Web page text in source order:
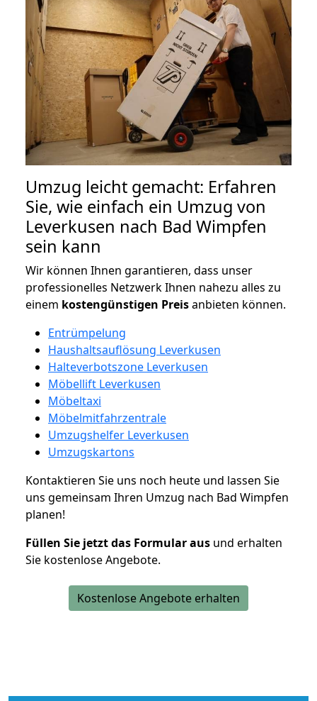
Umzug leicht gemacht: Erfahren
Sie, wie einfach ein Umzug von
Leverkusen nach Bad Wimpfen
sein kann
Wir können Ihnen garantieren, dass unser
professionelles Netzwerk Ihnen nahezu alles zu
einem kostengünstigen Preisanbieten können.
Entrümpelung
Haushaltsauflösung Leverkusen
Halteverbotszone Leverkusen
Möbellift Leverkusen
Möbeltaxi
Möbelmitfahrzentrale
Umzugshelfer Leverkusen
Umzugskartons
Kontaktieren Sie uns noch heute und lassen Sie
uns gemeinsam Ihren Umzug nach Bad Wimpfen
planen!
Füllen Sie jetzt das Formular aus und erhalten
Sie kostenlose Angebote.
Kostenlose Angebote erhalten